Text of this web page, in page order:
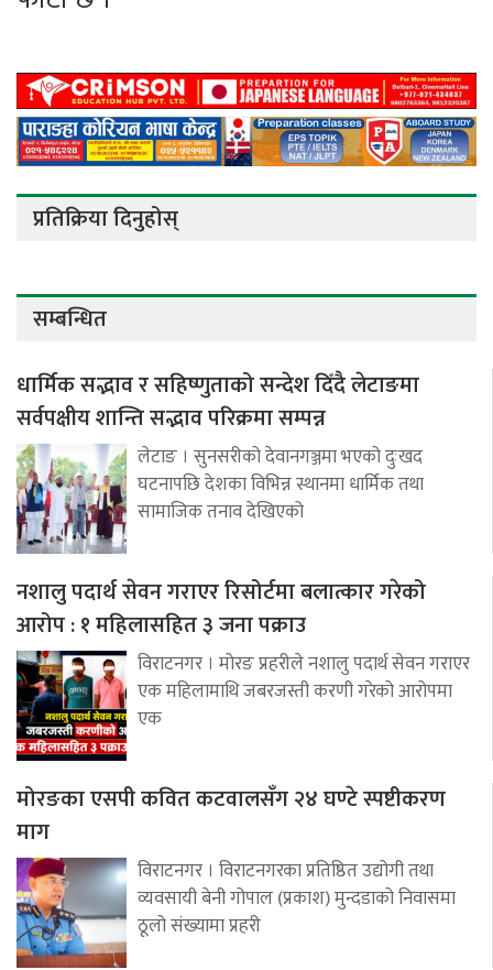
प्रतिक्रिया दिनुहोस्
सम्बन्धित
धार्मिक सद्भाव र सहिष्णुताको सन्देश दिँदै लेटाङमा
सर्वपक्षीय शान्ति सद्भाव परिक्रमा सम्पन्न
लेटाङ । सुनसरीको देवानगञ्जमा भएको दुःखद
घटनापछि देशका विभिन्न स्थानमा धार्मिक तथा
सामाजिक तनाव देखिएको
नशालु पदार्थ सेवन गराएर रिसोर्टमा बलात्कार गरेको
आरोप : १ महिलासहित ३ जना पक्राउ
विराटनगर । मोरङ प्रहरीले नशालु पदार्थ सेवन गराएर
एक महिलामाथि जबरजस्ती करणी गरेको आरोपमा
एक
मोरङका एसपी कवित कटवालसँग २४ घण्टे स्पष्टीकरण
माग
विराटनगर । विराटनगरका प्रतिष्ठित उद्योगी तथा
व्यवसायी बेनी गोपाल (प्रकाश) मुन्दडाको निवासमा
ठूलो संख्यामा प्रहरी